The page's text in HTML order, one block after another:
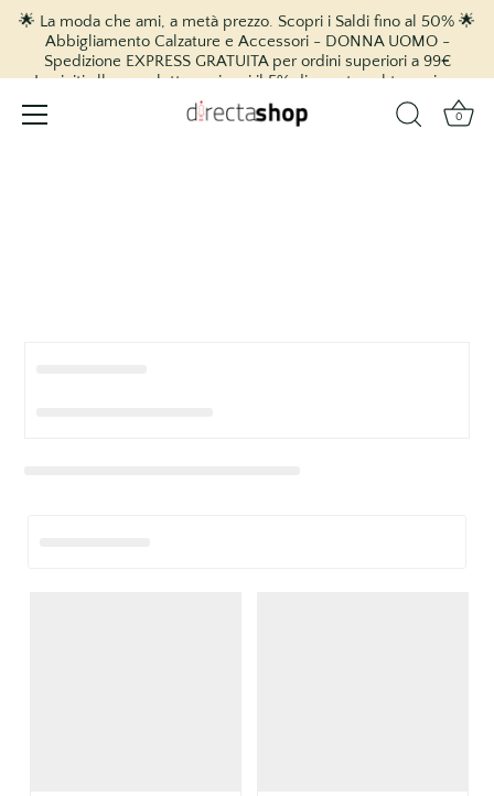
🌟 La moda che ami, a metà prezzo. Scopri i Saldi fino al 50% 🌟
Abbigliamento Calzature e Accessori - DONNA UOMO -
Spedizione EXPRESS GRATUITA per ordini superiori a 99€
Iscriviti alla newsletter e ricevi il 5% di sconto sul tuo primo
acquisto! 🎉
0